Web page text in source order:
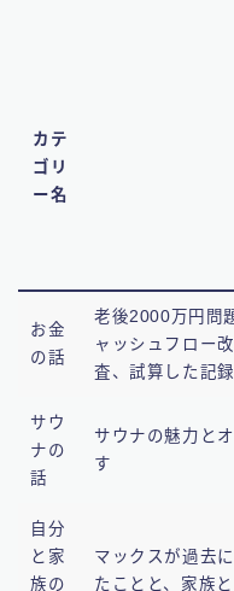
カテ
ゴリ
ー名
お金
の話
老後2000万円問
ャッシュフロー
査、試算した記
サウ
ナの
話
サウナの魅力と
す
自分
と家
族の
マックスが過去
たことと、家族